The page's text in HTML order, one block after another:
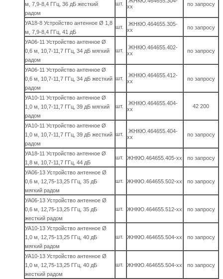
м, 7,9-8,4 ГГц, 36 дБ жесткий
радом
шт.
хх
по запросу
УА18-8 Устройство антенное Ø 1,8
м, 7,9-8,4 ГГц, 41 дБ
шт.
ЖНКЮ.464655.305-
хх
по запросу
УА06-11 Устройство антенное Ø
0,6 м, 10,7-11,7 ГГц, 34 дБ мягкий
радом
шт.
ЖНКЮ.464655.402-
хх
по запросу
УА06-11 Устройство антенное Ø
0,6 м, 10,7-11,7 ГГц, 34 дБ жесткий
радом
шт.
ЖНКЮ.464655.412-
хх
по запросу
УА10-11 Устройство антенное Ø
1,0 м, 10,7-11,7 ГГц, 39 дБ мягкий
радом
шт.
ЖНКЮ.464655.404-
хх
42 200
УА10-11 Устройство антенное Ø
1,0 м, 10,7-11,7 ГГц, 39 дБ жесткий
радом
шт.
ЖНКЮ.464655.404-
хх
по запросу
УА18-11 Устройство антенное Ø
1,8 м, 10,7-11,7 ГГц, 44 дБ
шт. ЖНКЮ.464655.405-хх по запросу
УА06-13 Устройство антенное Ø
0,6 м, 12,75-13,25 ГГц, 35 дБ
мягкий радом
шт. ЖНКЮ.464655.502-хх по запросу
УА06-13 Устройство антенное Ø
0,6 м, 12,75-13,25 ГГц, 35 дБ
жесткий радом
шт. ЖНКЮ.464655.512-хх по запросу
УА10-13 Устройство антенное Ø
1,0 м, 12,75-13,25 ГГц, 40 дБ
мягкий радом
шт. ЖНКЮ.464655.504-хх по запросу
УА10-13 Устройство антенное Ø
1,0 м, 12,75-13,25 ГГц, 40 дБ
жесткий радом
шт. ЖНКЮ.464655.504-хх по запросу